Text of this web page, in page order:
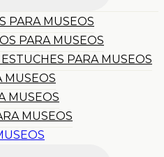
PARA MUSEOS
PARA MUSEOS
PARA MUSEOS
MUSEOS
MUSEOS
MUSEOS